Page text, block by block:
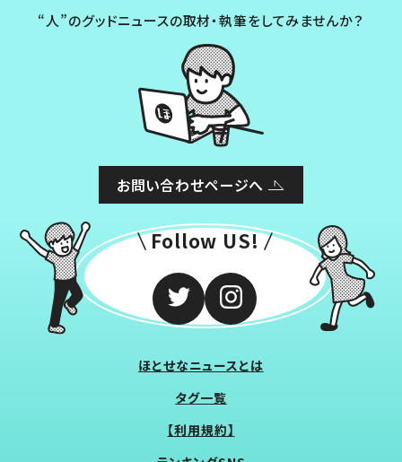
“人”のグッドニュースの取材・執筆をしてみませんか？
お問い合わせページへ
Follow US!
ほとせなニュースとは
タグ一覧
【利用規約】